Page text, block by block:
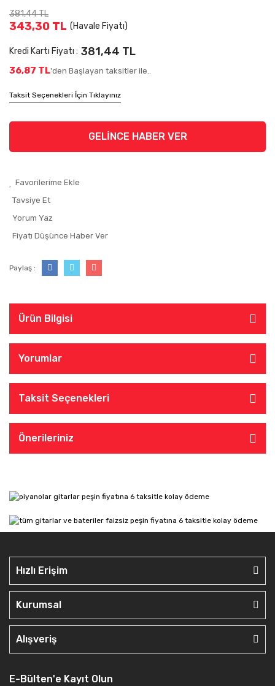
381,44 TL
343,30 TL (Havale Fiyatı)
Kredi Kartı Fiyatı : 381,44 TL
36,87 TL'den Başlayan taksitler ile..
Taksit Seçenekleri İçin Tıklayınız
GELİNCE HABER VER
Tavsiye Et
Yorum Yaz
Fiyatı Düşünce Haber Ver
Paylaş :
Ürün Bilgisi
Yorumlar
Taksit Seçenekleri
Önerileriniz
Hızlı Erişim
Kurumsal
Alışveriş
E-Bülten'e Kayıt Olun